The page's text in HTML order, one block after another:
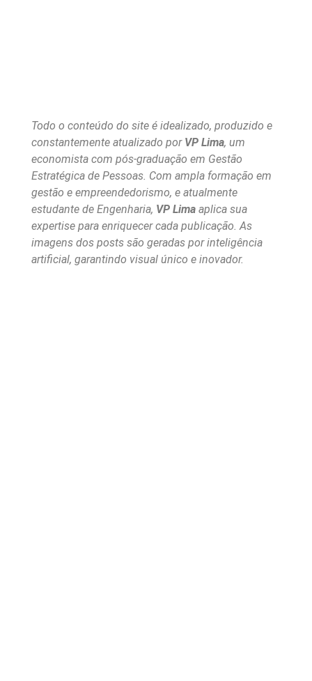
Todo o conteúdo do site é idealizado, produzido e
constantemente atualizado por VP Lima, um
economista com pós-graduação em Gestão
Estratégica de Pessoas. Com ampla formação em
gestão e empreendedorismo, e atualmente
estudante de Engenharia, VP Lima aplica sua
expertise para enriquecer cada publicação. As
imagens dos posts são geradas por inteligência
artificial, garantindo visual único e inovador.